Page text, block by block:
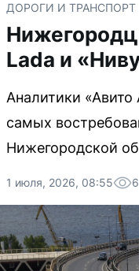
ДОРОГИ И ТРАНСПОРТ
Lada и
Аналитики «Авито
самых
Нижегородской
1 июля, 2026, 08:55 6